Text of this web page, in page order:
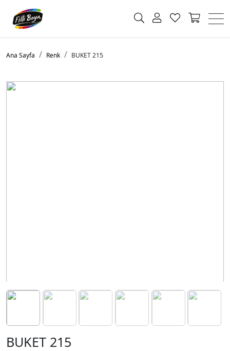
Ana Sayfa Renk BUKET 215
BUKET 215